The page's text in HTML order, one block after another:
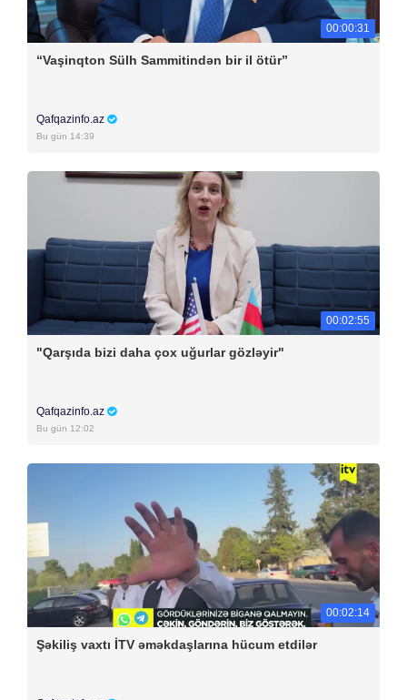
00:00:31
“Vaşinqton Sülh Sammitindən bir il ötür”
Qafqazinfo.az
Bu gün 14:39
00:02:55
"Qarşıda bizi daha çox uğurlar gözləyir"
Qafqazinfo.az
Bu gün 12:02
00:02:14
Şəkiliş vaxtı İTV əməkdaşlarına hücum etdilər